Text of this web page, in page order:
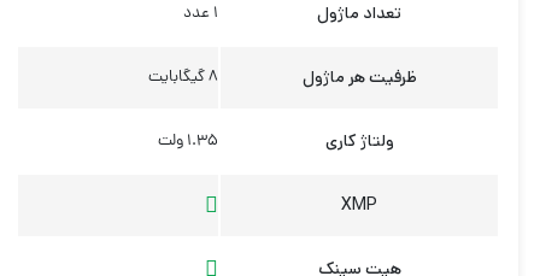
تعداد ماژول
ظرفیت هر ماژول
ولتاژ کاری 1.35 ولت
XMP
هیت سینک